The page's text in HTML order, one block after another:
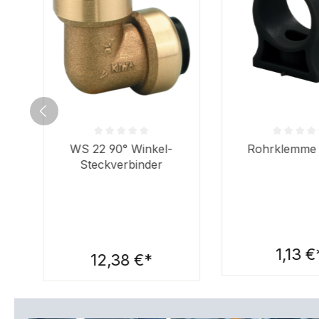
Durchschnittliche Bewertung von 0 von 5 Sternen
WS 22 90° Winkel-
Steckverbinder
12,38 €*
Rohrklemme
1,13